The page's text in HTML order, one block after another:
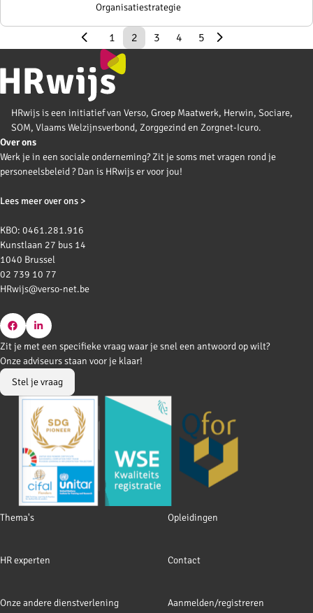
Organisatiestrategie
1 2 3 4 5
HRwijs is een initiatief van Verso, Groep Maatwerk, Herwin, Sociare,
SOM, Vlaams Welzijnsverbond, Zorggezind en Zorgnet-Icuro.
Over ons
Werk je in een sociale onderneming? Zit je soms met vragen rond je
personeelsbeleid ? Dan is HRwijs er voor jou!
Lees meer over ons >
KBO: 0461.281.916
Kunstlaan 27 bus 14
1040 Brussel
02 739 10 77
HRwijs@verso-net.be
Go
to
Facebook
Go
to
LinkedIn
Footer
Thema's Opleidingen
HR experten Contact
Onze andere dienstverlening Aanmelden/registreren
Zit je met een specifieke vraag waar je snel een antwoord op wilt?
Onze adviseurs staan voor je klaar!
Stel je vraag